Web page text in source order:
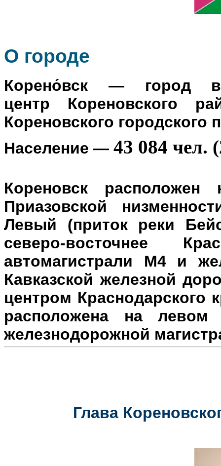
О городе
Корено́вск — город в
центр Кореновского
Кореновского городского
Население — 43 084 чел.
Кореновск
Приазовской
Левый (приток реки
северо-восточнее
автомагистрали М4 и
Кавказской железной
центром Краснодарского
расположена на левом
железнодорожной
Глава